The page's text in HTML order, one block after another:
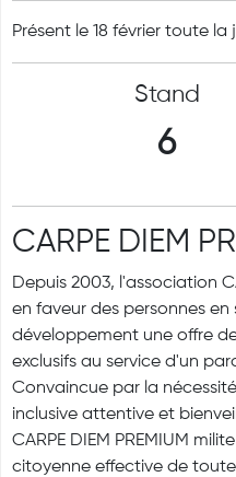
CARPE DIEM
Depuis 2003, l'association
en faveur des personnes
développement une offre
exclusifs au service d'un
Convaincue par la
inclusive attentive et
CARPE DIEM PREMIUM
citoyenne effective de
Présent le 18 février toute la
Stand
6